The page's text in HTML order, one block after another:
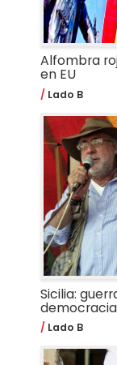
Alfombra
en EU
Lado B
Sicilia:
democracia
Lado B